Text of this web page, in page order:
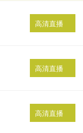
高清直播
高清直播
高清直播